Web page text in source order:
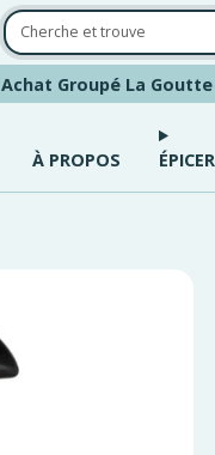
Achat Groupé La
À PROPOS